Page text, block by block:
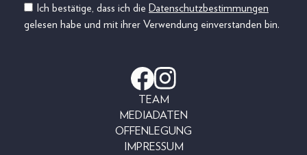
Ich bestätige, dass ich die Datenschutzbestimmungen
gelesen habe und mit ihrer Verwendung einverstanden bin.
TEAM
MEDIADATEN
OFFENLEGUNG
IMPRESSUM